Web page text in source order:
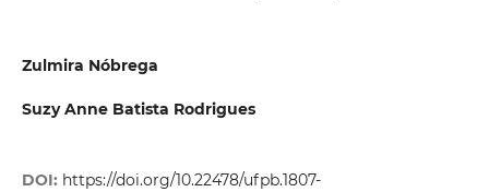
Zulmira Nóbrega
Suzy Anne Batista Rodrigues
DOI: https://doi.org/10.22478/ufpb.1807-